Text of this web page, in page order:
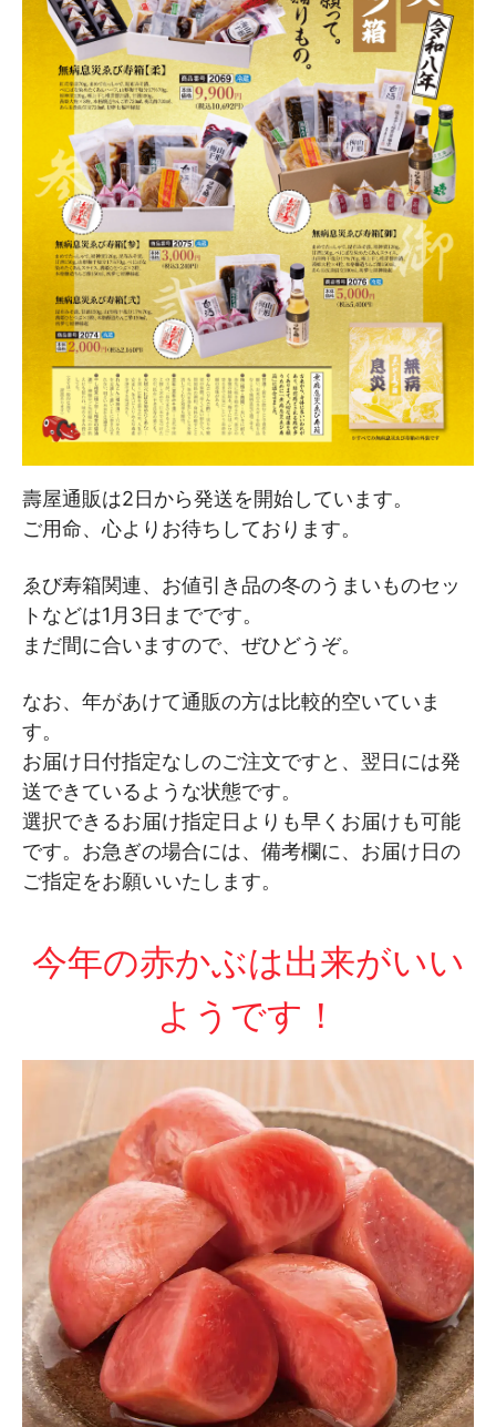
壽屋通販は2日から発送を開始しています。
ご用命、心よりお待ちしております。
ゑび寿箱関連、お値引き品の冬のうまいものセッ
トなどは1月3日までです。
まだ間に合いますので、ぜひどうぞ。
なお、年があけて通販の方は比較的空いていま
す。
お届け日付指定なしのご注文ですと、翌日には発
送できているような状態です。
選択できるお届け指定日よりも早くお届けも可能
です。お急ぎの場合には、備考欄に、お届け日の
ご指定をお願いいたします。
今年の赤かぶは出来がいい
ようです！